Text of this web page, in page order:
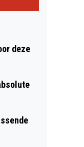
deze